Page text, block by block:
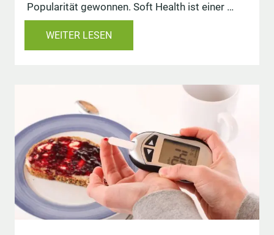
Popularität gewonnen. Soft Health ist einer …
WEITER LESEN